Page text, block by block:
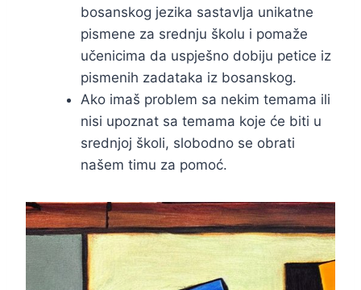
bosanskog jezika sastavlja unikatne
pismene za srednju školu i pomaže
učenicima da uspješno dobiju petice iz
pismenih zadataka iz bosanskog.
Ako imaš problem sa nekim temama ili
nisi upoznat sa temama koje će biti u
srednjoj školi, slobodno se obrati
našem timu za pomoć.